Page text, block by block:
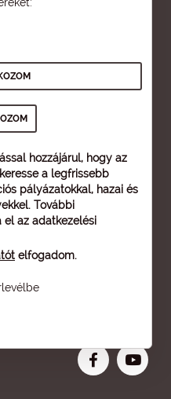
hozzájárul, hogy az
a legfrissebb
pályázatokkal, hazai és
További
el az adatkezelési
elfogadom.